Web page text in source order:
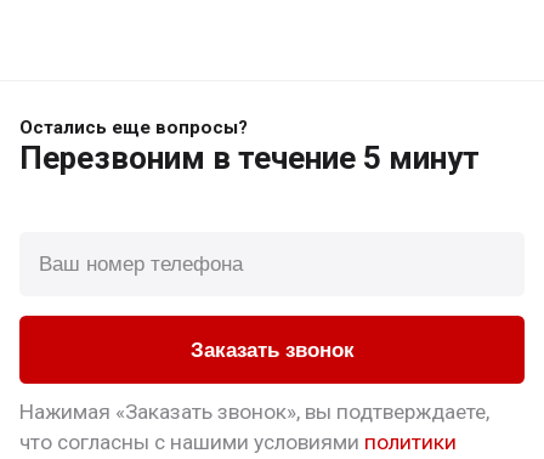
Остались еще вопросы?
Перезвоним в течение 5 минут
Заказать звонок
Нажимая «Заказать звонок», вы подтверждаете,
что согласны с нашими условиями политики